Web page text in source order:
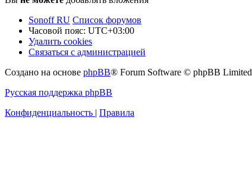
Sonoff RU Список форумов
Часовой пояс: UTC+03:00
Удалить cookies
Связаться с администрацией
Создано на основе phpBB® Forum Software © phpBB Limited
Русская поддержка phpBB
Конфиденциальность | Правила